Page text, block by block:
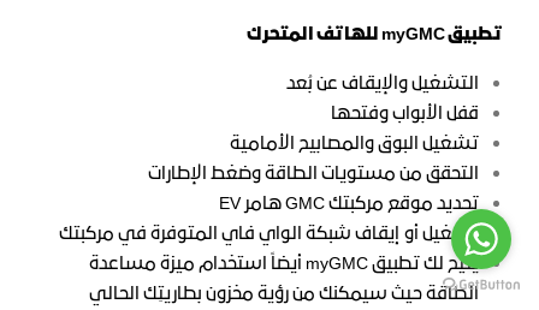
تطبيق myGMC للهاتف المتحرك
التشغيل والإيقاف عن بُعد
قفل الأبواب وفتحها
تشغيل البوق والمصابيح الأمامية
التحقق من مستويات الطاقة وضغط الإطارات
تحديد موقع مركبتك GMC هامر EV
تشغيل أو إيقاف شبكة الواي فاي المتوفرة في مركبتك
يتيح لك تطبيق myGMC أيضاً استخدام ميزة مساعدة
الطاقة حيث سيمكنك من رؤية مخزون بطاريتِك الحالي